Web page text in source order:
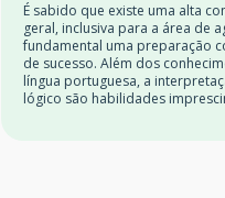
É sabido que existe uma alta
geral, inclusiva para a área de
fundamental uma preparação
de sucesso. Além dos
língua portuguesa, a
lógico são habilidades